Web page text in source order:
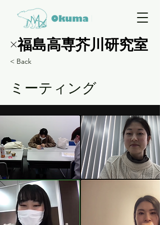
×福島高専芥川研究室
×福島高専芥川研究室
< Back
ミーティング